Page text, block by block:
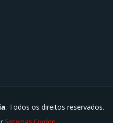
. Todos os direitos reservados.